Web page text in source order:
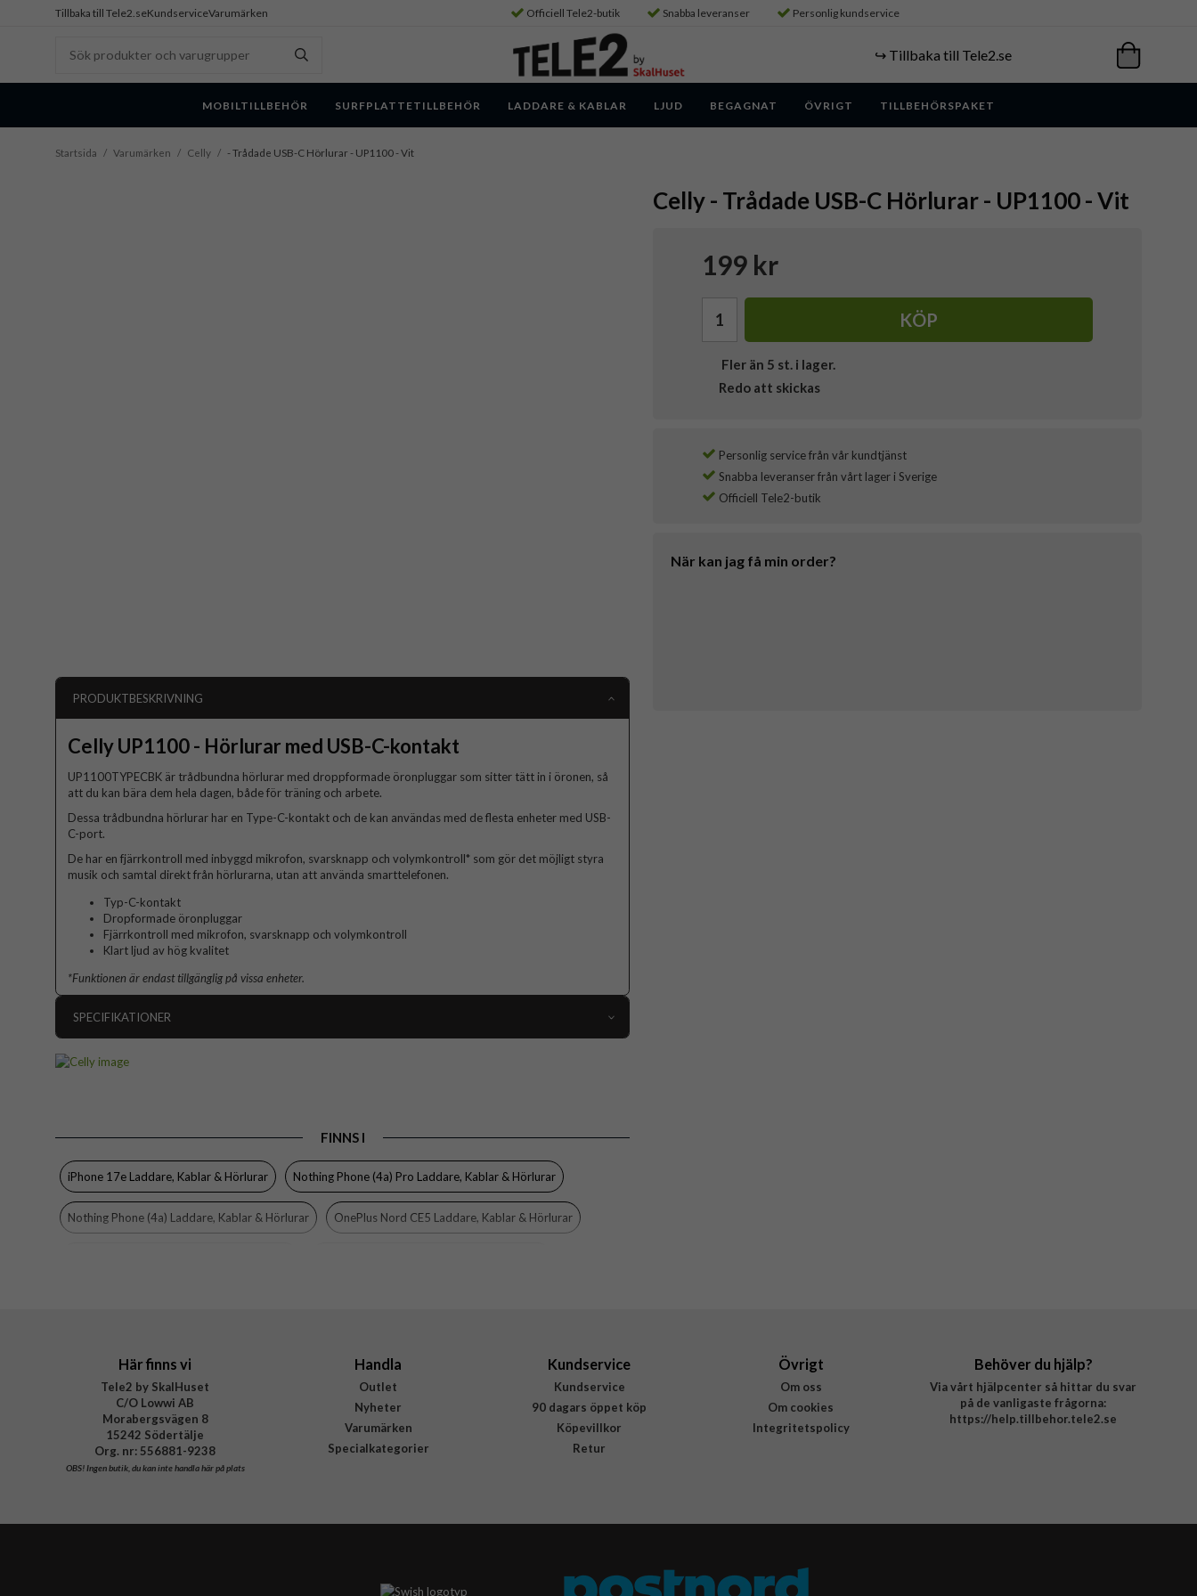
Tillbaka till Tele2.seKundserviceVarumärken Officiell Tele2-butik Snabba leveranser Personlig kundservice
↪️ Tillbaka till Tele2.se
MOBILTILLBEHÖR SURFPLATTETILLBEHÖR LADDARE & KABLAR LJUD BEGAGNAT ÖVRIGT TILLBEHÖRSPAKET
Startsida / Varumärken / Celly / - Trådade USB-C Hörlurar - UP1100 - Vit
Celly - Trådade USB-C Hörlurar - UP1100 - Vit
199 kr
KÖP
Fler än 5 st. i lager.
Redo att skickas
Personlig service från vår kundtjänst
Snabba leveranser från vårt lager i Sverige
Officiell Tele2-butik
När kan jag få min order?
PRODUKTBESKRIVNING
Celly UP1100 - Hörlurar med USB-C-kontakt
UP1100TYPECBK är trådbundna hörlurar med droppformade öronpluggar som sitter tätt in i öronen, så
att du kan bära dem hela dagen, både för träning och arbete.
Dessa trådbundna hörlurar har en Type-C-kontakt och de kan användas med de flesta enheter med USB-
C-port.
De har en fjärrkontroll med inbyggd mikrofon, svarsknapp och volymkontroll* som gör det möjligt styra
musik och samtal direkt från hörlurarna, utan att använda smarttelefonen.
Typ-C-kontakt
Dropformade öronpluggar
Fjärrkontroll med mikrofon, svarsknapp och volymkontroll
Klart ljud av hög kvalitet
*Funktionen är endast tillgänglig på vissa enheter.
SPECIFIKATIONER
Färg
Vit
Varumärke
Tillverkarens art nr
UP1100TYPECWH
EAN
8021735200895
FINNS I
iPhone 17e Laddare, Kablar & Hörlurar Nothing Phone (4a) Pro Laddare, Kablar & Hörlurar
Nothing Phone (4a) Laddare, Kablar & Hörlurar OnePlus Nord CE5 Laddare, Kablar & Hörlurar
Här finns vi
Tele2 by SkalHuset
C/O Lowwi AB
Morabergsvägen 8
15242 Södertälje
Org. nr: 556881-9238
OBS!Ingen butik, du kan inte handla här på plats
Handla
Outlet
Nyheter
Varumärken
Specialkategorier
Kundservice
Kundservice
90 dagars öppet köp
Köpevillkor
Retur
Övrigt
Om oss
Om cookies
Integritetspolicy
Behöver du hjälp?
Via vårt hjälpcenter så hittar du svar
på de vanligaste frågorna:
https://help.tillbehor.tele2.se